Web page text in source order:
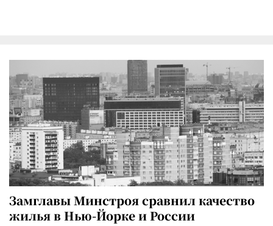
Замглавы Минстроя сравнил качество
жилья в Нью-Йорке и России